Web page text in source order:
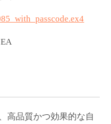
高品質かつ効果的な自